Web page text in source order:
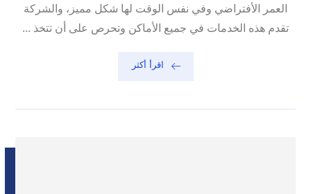
العمر الأفتراضي وفي نفس الوقت لها شكل مميز، والشركة
تقدم هذه الخدمات في جميع الأماكن وتحرص على أن تتخذ ...
اقرأ أكثر